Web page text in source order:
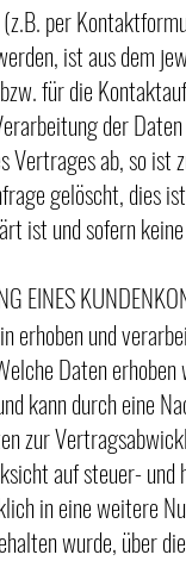
per
ist aus dem
für die
der
Vertrages ab, so
gelöscht, dies
ist und sofern
EINES
erhoben und
Daten
kann durch eine
zur
auf steuer-
in eine weitere
wurde, über